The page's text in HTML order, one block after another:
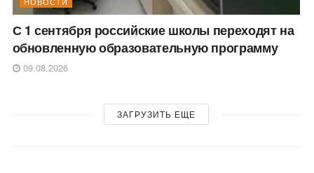
С 1 сентября российские школы переходят на
обновленную образовательную программу
09.08.2026
ЗАГРУЗИТЬ ЕЩЕ